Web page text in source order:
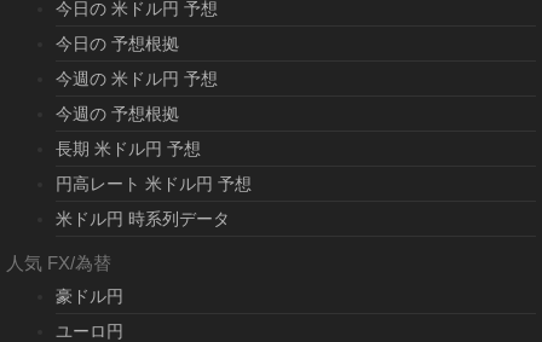
今日の 米ドル円 予想
今日の 予想根拠
今週の 米ドル円 予想
今週の 予想根拠
長期 米ドル円 予想
円高レート 米ドル円 予想
米ドル円 時系列データ
人気 FX/為替
豪ドル円
ユーロ円